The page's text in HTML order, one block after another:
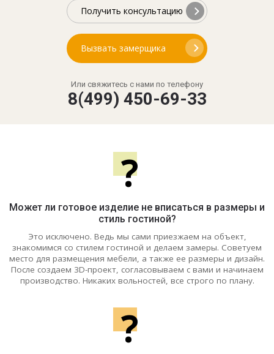
Получить консультацию
Вызвать замерщика
Или свяжитесь с нами по телефону
8(499) 450-69-33
?
Может ли готовое изделие не вписаться в размеры и
стиль гостиной?
Это исключено. Ведь мы сами приезжаем на объект,
знакомимся со стилем гостиной и делаем замеры. Советуем
место для размещения мебели, а также ее размеры и дизайн.
После создаем 3D-проект, согласовываем с вами и начинаем
производство. Никаких вольностей, все строго по плану.
?